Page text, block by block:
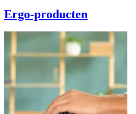
Ergo-producten